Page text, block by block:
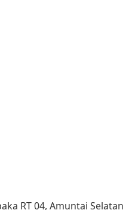
RT 04, Amuntai Selatan